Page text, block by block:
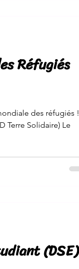
Réfugiés
des réfugiés !
Terre Solidaire) Le
(DSE)